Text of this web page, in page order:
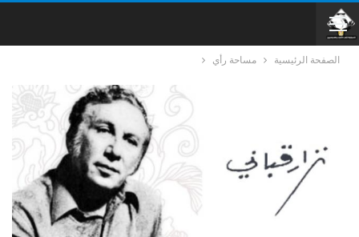
الصفحة الرئيسية مساحة رأي